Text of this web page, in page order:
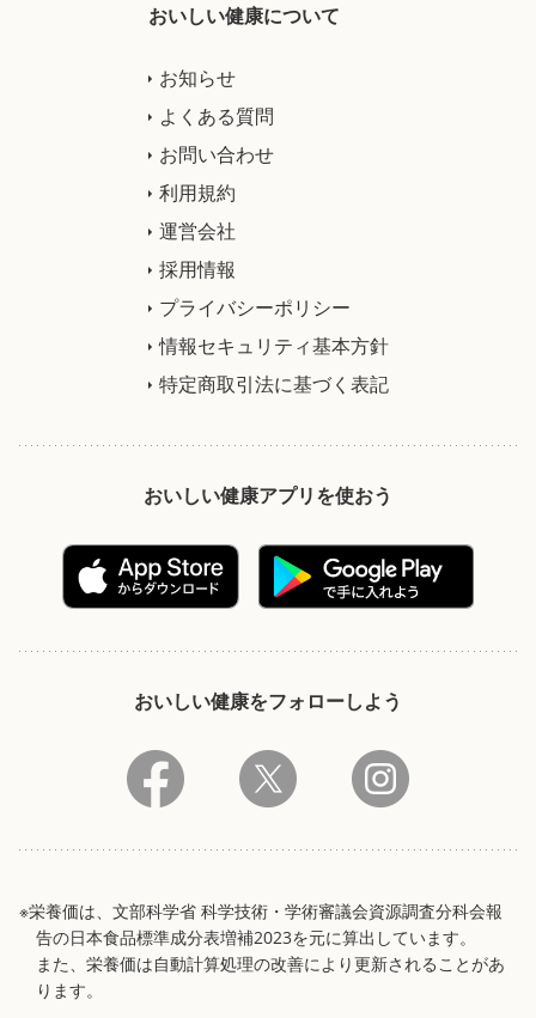
おいしい健康について
お知らせ
よくある質問
お問い合わせ
利用規約
運営会社
採用情報
プライバシーポリシー
情報セキュリティ基本方針
特定商取引法に基づく表記
おいしい健康アプリを使おう
おいしい健康をフォローしよう
※栄養価は、文部科学省 科学技術・学術審議会資源調査分科会報
告の日本食品標準成分表増補2023を元に算出しています。
また、栄養価は自動計算処理の改善により更新されることがあ
ります。